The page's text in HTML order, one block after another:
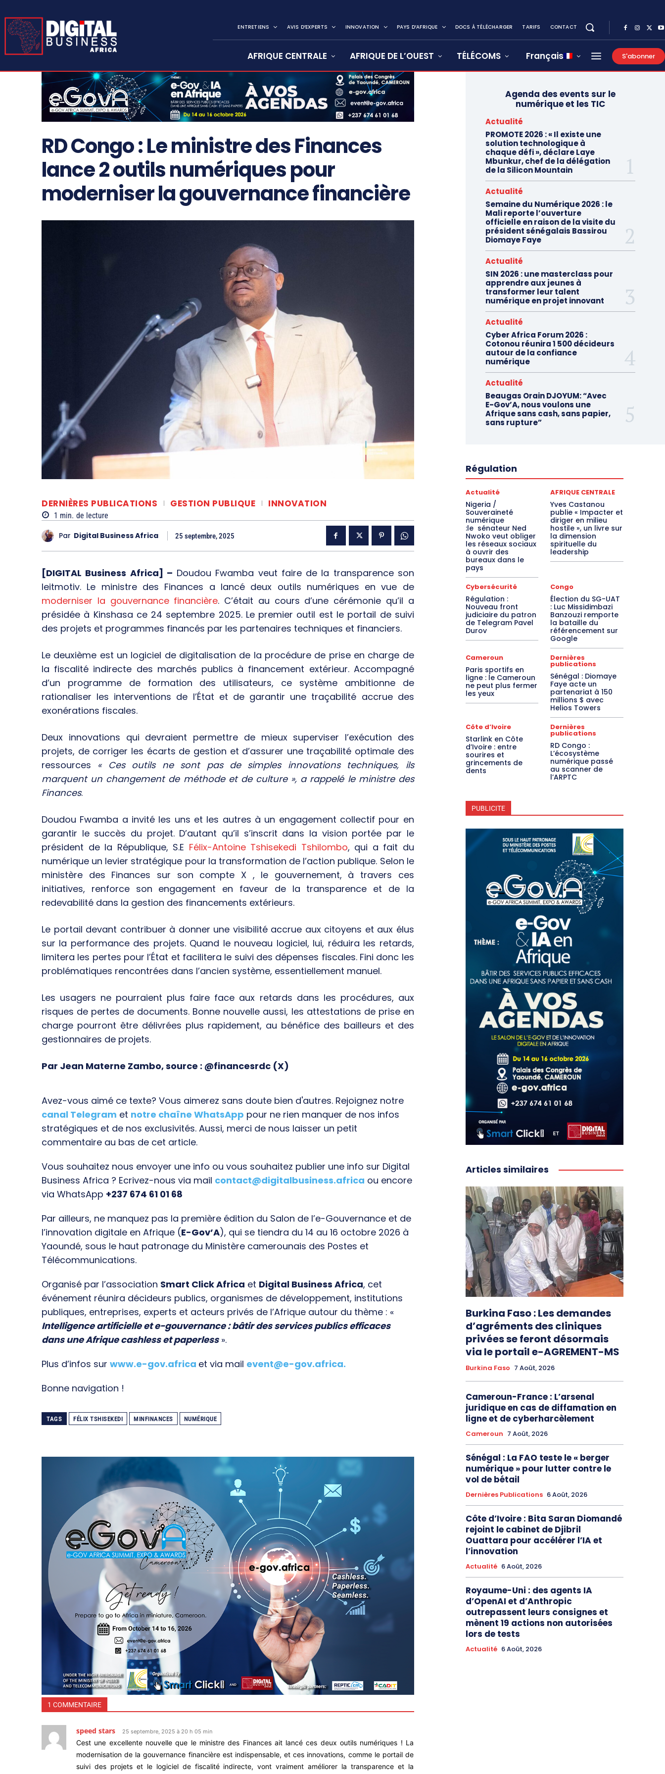
ENTRETIENS AVIS D’EXPERTS INNOVATION PAYS D’AFRIQUE DOCS À TÉLÉCHARGER TARIFS CONTACT
AFRIQUE CENTRALE AFRIQUE DE L’OUEST TÉLÉCOMS Français S'abonner
RD Congo : Le ministre des Finances
lance 2 outils numériques pour
moderniser la gouvernance financière
DERNIÈRES PUBLICATIONS GESTION PUBLIQUE INNOVATION
1 min. de lecture
Par Digital Business Africa 25 septembre, 2025
[DIGITAL Business Africa] – Doudou Fwamba veut faire de la transparence son
leitmotiv. Le ministre des Finances a lancé deux outils numériques en vue de
moderniser la gouvernance financière. C’était au cours d’une cérémonie qu’il a
présidée à Kinshasa ce 24 septembre 2025. Le premier outil est le portail de suivi
des projets et programmes financés par les partenaires techniques et financiers.
Le deuxième est un logiciel de digitalisation de la procédure de prise en charge de
la fiscalité indirecte des marchés publics à financement extérieur. Accompagné
d’un programme de formation des utilisateurs, ce système ambitionne de
rationaliser les interventions de l’État et de garantir une traçabilité accrue des
exonérations fiscales.
Deux innovations qui devraient permettre de mieux superviser l’exécution des
projets, de corriger les écarts de gestion et d’assurer une traçabilité optimale des
ressources « Ces outils ne sont pas de simples innovations techniques, ils
marquent un changement de méthode et de culture », a rappelé le ministre des
Finances.
Doudou Fwamba a invité les uns et les autres à un engagement collectif pour en
garantir le succès du projet. D’autant qu’il s’inscrit dans la vision portée par le
président de la République, S.E Félix-Antoine Tshisekedi Tshilombo, qui a fait du
numérique un levier stratégique pour la transformation de l’action publique. Selon le
ministère des Finances sur son compte X , le gouvernement, à travers ces
initiatives, renforce son engagement en faveur de la transparence et de la
redevabilité dans la gestion des financements extérieurs.
Le portail devant contribuer à donner une visibilité accrue aux citoyens et aux élus
sur la performance des projets. Quand le nouveau logiciel, lui, réduira les retards,
limitera les pertes pour l’État et facilitera le suivi des dépenses fiscales. Fini donc les
problématiques rencontrées dans l’ancien système, essentiellement manuel.
Les usagers ne pourraient plus faire face aux retards dans les procédures, aux
risques de pertes de documents. Bonne nouvelle aussi, les attestations de prise en
charge pourront être délivrées plus rapidement, au bénéfice des bailleurs et des
gestionnaires de projets.
Par Jean Materne Zambo, source : @financesrdc (X)
Avez-vous aimé ce texte? Vous aimerez sans doute bien d'autres. Rejoignez notre
canal Telegram et notre chaîne WhatsApp pour ne rien manquer de nos infos
stratégiques et de nos exclusivités. Aussi, merci de nous laisser un petit
commentaire au bas de cet article.
Vous souhaitez nous envoyer une info ou vous souhaitez publier une info sur Digital
Business Africa ? Ecrivez-nous via mail contact@digitalbusiness.africa ou encore
via WhatsApp +237 674 61 01 68
Par ailleurs, ne manquez pas la première édition du Salon de l’e-Gouvernance et de
l’innovation digitale en Afrique (E-Gov’A), qui se tiendra du 14 au 16 octobre 2026 à
Yaoundé, sous le haut patronage du Ministère camerounais des Postes et
Télécommunications.
Organisé par l’association Smart Click Africa et Digital Business Africa, cet
événement réunira décideurs publics, organismes de développement, institutions
publiques, entreprises, experts et acteurs privés de l’Afrique autour du thème : «
Intelligence artificielle et e-gouvernance : bâtir des services publics efficaces
dans une Afrique cashless et paperless».
Plus d’infos sur www.e-gov.africa et via mail event@e-gov.africa.
Bonne navigation !
TAGS FÉLIX TSHISEKEDI MINFINANCES NUMÉRIQUE
1 COMMENTAIRE
speed stars 25 septembre, 2025 à 20 h 05 min
Cest une excellente nouvelle que le ministre des Finances ait lancé ces deux outils numériques ! La
modernisation de la gouvernance financière est indispensable, et ces innovations, comme le portail de
suivi des projets et le logiciel de fiscalité indirecte, vont vraiment améliorer la transparence et la
Agenda des events sur le
numérique et les TIC
Actualité
PROMOTE 2026 : « Il existe une
solution technologique à
chaque défi », déclare Laye
Mbunkur, chef de la délégation
de la Silicon Mountain
Actualité
Semaine du Numérique 2026 : le
Mali reporte l’ouverture
officielle en raison de la visite du
président sénégalais Bassirou
Diomaye Faye
Actualité
SIN 2026 : une masterclass pour
apprendre aux jeunes à
transformer leur talent
numérique en projet innovant
Actualité
Cyber Africa Forum 2026 :
Cotonou réunira 1 500 décideurs
autour de la confiance
numérique
Actualité
Beaugas Orain DJOYUM: “Avec
E-Gov’A, nous voulons une
Afrique sans cash, sans papier,
sans rupture”
Régulation
Actualité
Nigeria /
Souveraineté
numérique
:le sénateur Ned
Nwoko veut obliger
les réseaux sociaux
à ouvrir des
bureaux dans le
pays
AFRIQUE CENTRALE
Yves Castanou
publie « Impacter et
diriger en milieu
hostile », un livre sur
la dimension
spirituelle du
leadership
Cybersécurité
Régulation :
Nouveau front
judiciaire du patron
de Telegram Pavel
Durov
Congo
Élection du SG-UAT
: Luc Missidimbazi
Banzouzi remporte
la bataille du
référencement sur
Google
Cameroun
Paris sportifs en
ligne : le Cameroun
ne peut plus fermer
les yeux
Dernières
publications
Sénégal : Diomaye
Faye acte un
partenariat à 150
millions $ avec
Helios Towers
Côte d’Ivoire
Starlink en Côte
d’Ivoire : entre
sourires et
grincements de
dents
Dernières
publications
RD Congo :
L’écosystème
numérique passé
au scanner de
l’ARPTC
PUBLICITE
Articles similaires
Burkina Faso : Les demandes
d’agréments des cliniques
privées se feront désormais
via le portail e-AGREMENT-MS
Burkina Faso 7 Août, 2026
Cameroun-France : L’arsenal
juridique en cas de diffamation en
ligne et de cyberharcèlement
Cameroun 7 Août, 2026
Sénégal : La FAO teste le « berger
numérique » pour lutter contre le
vol de bétail
Dernières Publications 6 Août, 2026
Côte d’Ivoire : Bita Saran Diomandé
rejoint le cabinet de Djibril
Ouattara pour accélérer l’IA et
l’innovation
Actualité 6 Août, 2026
Royaume-Uni : des agents IA
d’OpenAI et d’Anthropic
outrepassent leurs consignes et
mènent 19 actions non autorisées
lors de tests
Actualité 6 Août, 2026